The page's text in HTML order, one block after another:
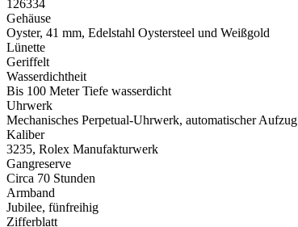
126334
Gehäuse
Oyster, 41 mm, Edelstahl Oystersteel und Weißgold
Lünette
Geriffelt
Wasserdichtheit
Bis 100 Meter Tiefe wasserdicht
Uhrwerk
Mechanisches Perpetual-Uhrwerk, automatischer Aufzug
Kaliber
3235, Rolex Manufakturwerk
Gangreserve
Circa 70 Stunden
Armband
Jubilee, fünfreihig
Zifferblatt